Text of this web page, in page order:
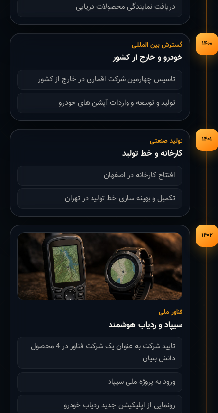
دریافت نمایندگی محصولات دریایی
۱۴۰۰ گسترش بین المللی
خودرو و خارج از کشور
تاسیس چهارمین شرکت اقماری در خارج از کشور
تولید و توسعه و واردات آپشن های خودرو
۱۴۰۱ تولید صنعتی
کارخانه و خط تولید
افتتاح کارخانه در اصفهان
تکمیل و بهینه سازی خط تولید در تهران
۱۴۰۲
فناور ملی
سیپاد و ردیاب هوشمند
تایید شرکت به عنوان یک شرکت فناور در 4 محصول
دانش بنیان
ورود به پروژه ملی سیپاد
رونمایی از اپلیکیشن جدید ردیاب خودرو